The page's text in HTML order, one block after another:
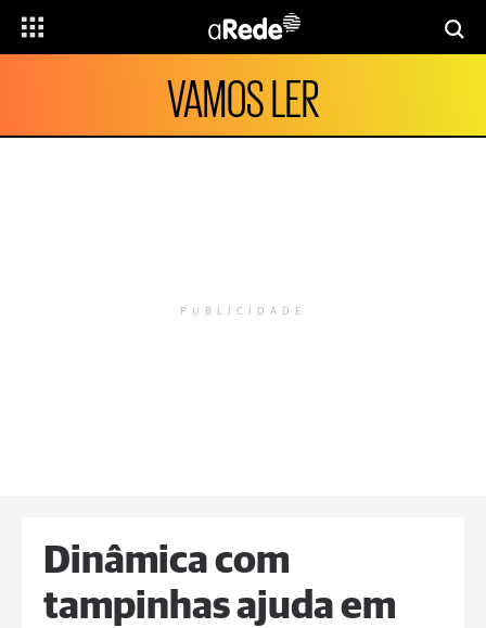
VAMOS LER
PUBLICIDADE
Dinâmica com
tampinhas ajuda em